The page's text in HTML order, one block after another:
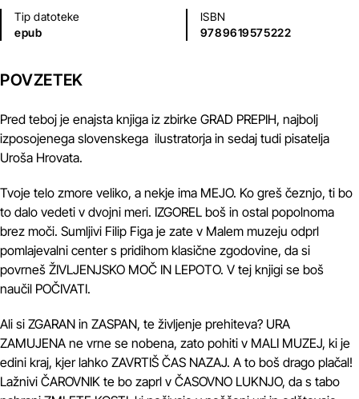
Tip datoteke
epub
ISBN
9789619575222
POVZETEK
Pred teboj je enajsta knjiga iz zbirke GRAD PREPIH, najbolj
izposojenega slovenskega ilustratorja in sedaj tudi pisatelja
Uroša Hrovata.
Tvoje telo zmore veliko, a nekje ima MEJO. Ko greš čeznjo, ti bo
to dalo vedeti v dvojni meri. IZGOREL boš in ostal popolnoma
brez moči. Sumljivi Filip Figa je zate v Malem muzeju odprl
pomlajevalni center s pridihom klasične zgodovine, da si
povrneš ŽIVLJENJSKO MOČ IN LEPOTO. V tej knjigi se boš
naučil POČIVATI.
Ali si ZGARAN in ZASPAN, te življenje prehiteva? URA
ZAMUJENA ne vrne se nobena, zato pohiti v MALI MUZEJ, ki je
edini kraj, kjer lahko ZAVRTIŠ ČAS NAZAJ. A to boš drago plačal!
Lažnivi ČAROVNIK te bo zaprl v ČASOVNO LUKNJO, da s tabo